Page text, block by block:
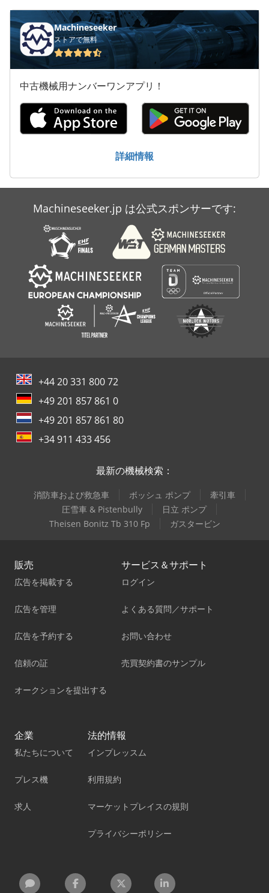
ピッキングロボット
ファン 送風機
冷蔵 冷凍 車
産業用掃除機
超音波
Machineseeker
ストアで無料
中古機械用ナンバーワンアプリ！
詳細情報
Machineseeker.jp は公式スポンサーです:
+44 20 331 800 72
+49 201 857 861 0
+49 201 857 861 80
+34 911 433 456
最新の機械検索：
消防車および救急車 ボッシュ ポンプ
牽引車
圧雪車 & Pistenbully
日立 ポンプ
Theisen Bonitz Tb 310 Fp
ガスタービン
販売
広告を掲載する
広告を管理
広告を予約する
信頼の証
オークションを提出する
サービス＆サポート
ログイン
よくある質問／サポート
お問い合わせ
売買契約書のサンプル
企業
私たちについて
プレス機
求人
法的情報
インプレッスム
利用規約
マーケットプレイスの規則
プライバシーポリシー